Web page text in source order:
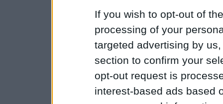
If you wish to opt-out of
processing of your
targeted advertising by
section to confirm your
opt-out request is
interest-based ads based